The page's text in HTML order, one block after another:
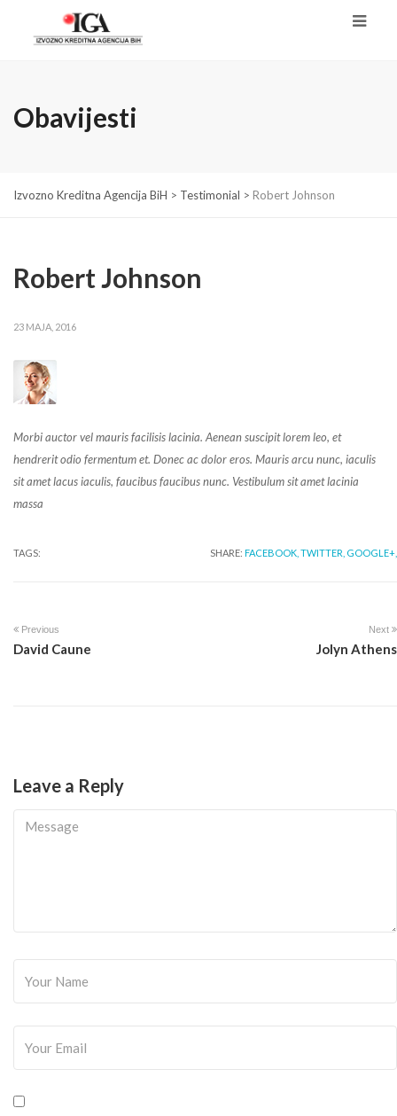
Obavijesti
Izvozno Kreditna Agencija BiH > Testimonial > Robert Johnson
Robert Johnson
23 MAJA, 2016
Morbi auctor vel mauris facilisis lacinia. Aenean suscipit lorem leo, et
hendrerit odio fermentum et. Donec ac dolor eros. Mauris arcu nunc, iaculis
sit amet lacus iaculis, faucibus faucibus nunc. Vestibulum sit amet lacinia
massa
TAGS: SHARE: FACEBOOK, TWITTER, GOOGLE+,
Previous
David Caune
Next
Jolyn Athens
Leave a Reply